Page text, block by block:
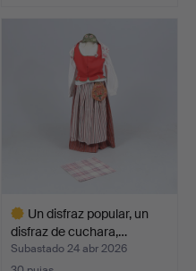
Un disfraz popular, un
disfraz de cuchara,…
Subastado 24 abr 2026